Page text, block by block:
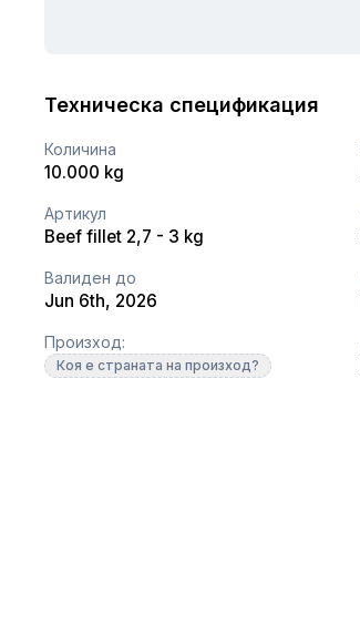
Техническа спецификация
Количина
10.000 kg
Артикул
Beef fillet 2,7 - 3 kg
Валиден до
Jun 6th, 2026
Произход:
Коя е страната на произход?